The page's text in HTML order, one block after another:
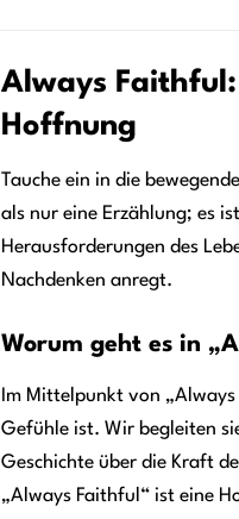
Always Faithful:
Hoffnung
Tauche ein in die
als nur eine Erzählung; es
Herausforderungen des
Nachdenken anregt.
Worum geht es in
Im Mittelpunkt von
Gefühle ist. Wir begleiten
Geschichte über die Kraft
„Always Faithful“ ist eine